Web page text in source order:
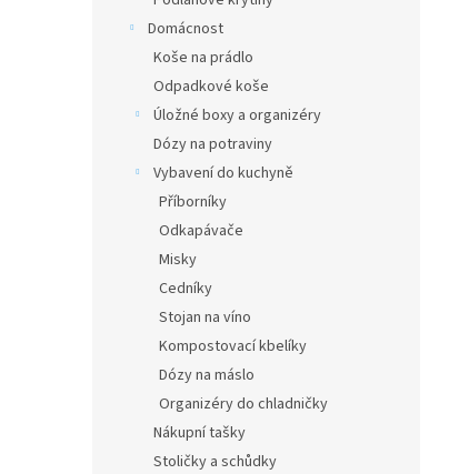
Domácnost
Koše na prádlo
Odpadkové koše
Úložné boxy a organizéry
Dózy na potraviny
Vybavení do kuchyně
Příborníky
Odkapávače
Misky
Cedníky
Stojan na víno
Kompostovací kbelíky
Dózy na máslo
Organizéry do chladničky
Nákupní tašky
Stoličky a schůdky